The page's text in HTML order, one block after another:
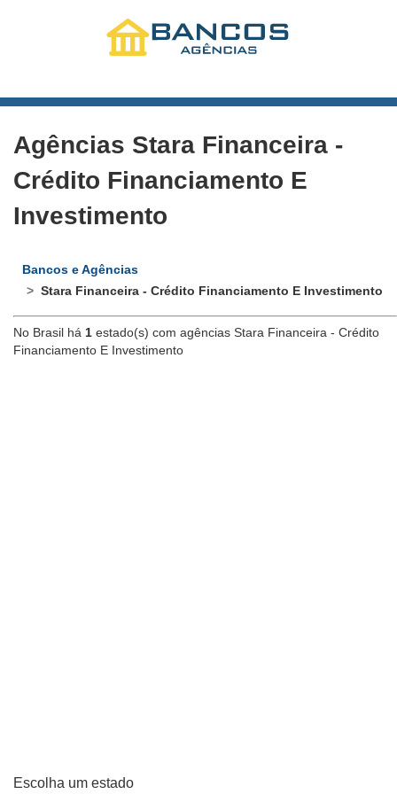
Agências Stara Financeira -
Crédito Financiamento E
Investimento
Bancos e Agências
Stara Financeira - Crédito Financiamento E Investimento
No Brasil há 1 estado(s) com agências Stara Financeira - Crédito
Financiamento E Investimento
Escolha um estado